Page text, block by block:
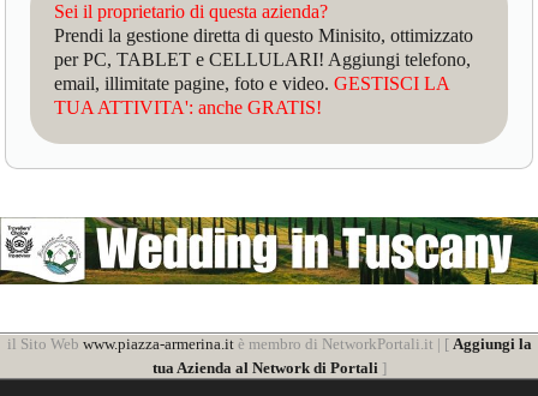
Sei il proprietario di questa azienda?
Prendi la gestione diretta di questo Minisito, ottimizzato
per PC, TABLET e CELLULARI! Aggiungi telefono,
email, illimitate pagine, foto e video.GESTISCI LA
TUA ATTIVITA': anche GRATIS!
il Sito Web www.piazza-armerina.itè membro di NetworkPortali.it | [ Aggiungi la
tua Azienda al Network di Portali ]